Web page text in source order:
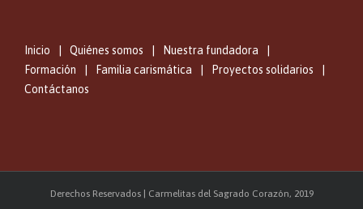
Inicio Quiénes somos
Nuestra fundadora
Formación
Familia carismática
Proyectos solidarios
Contáctanos
Derechos Reservados | Carmelitas del Sagrado Corazón, 2019